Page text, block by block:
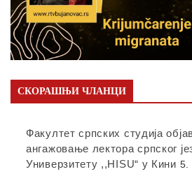
СКОРАШЊИ ЧЛАНЦИ
Факултет српских студија
ангажовање лектора српског
Универзитету ,,HISU“ у Кини 5.